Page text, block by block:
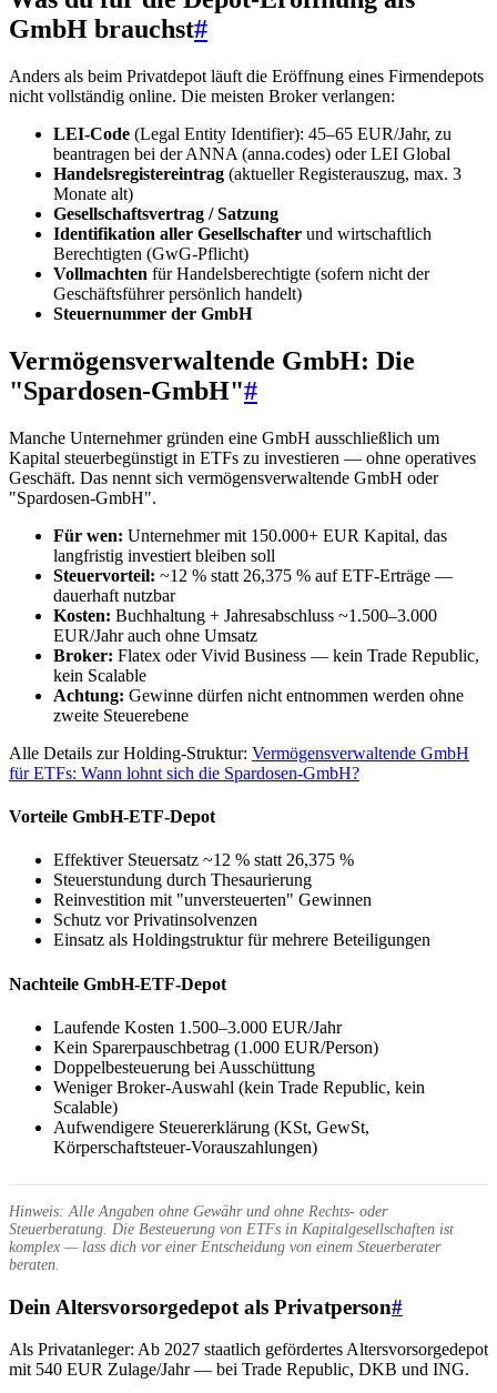
GmbH brauchst#
Anders als beim Privatdepot läuft die Eröffnung eines Firmendepots
nicht vollständig online. Die meisten Broker verlangen:
LEI-Code (Legal Entity Identifier): 45–65 EUR/Jahr, zu
beantragen bei der ANNA (anna.codes) oder LEI Global
Handelsregistereintrag (aktueller Registerauszug, max. 3
Monate alt)
Gesellschaftsvertrag / Satzung
Identifikation aller Gesellschafter und wirtschaftlich
Berechtigten (GwG-Pflicht)
Vollmachten für Handelsberechtigte (sofern nicht der
Geschäftsführer persönlich handelt)
Steuernummer der GmbH
Vermögensverwaltende GmbH: Die
"Spardosen-GmbH"#
Manche Unternehmer gründen eine GmbH ausschließlich um
Kapital steuerbegünstigt in ETFs zu investieren — ohne operatives
Geschäft. Das nennt sich vermögensverwaltende GmbH oder
"Spardosen-GmbH".
Für wen: Unternehmer mit 150.000+ EUR Kapital, das
langfristig investiert bleiben soll
Steuervorteil: ~12 % statt 26,375 % auf ETF-Erträge —
dauerhaft nutzbar
Kosten: Buchhaltung + Jahresabschluss ~1.500–3.000
EUR/Jahr auch ohne Umsatz
Broker: Flatex oder Vivid Business — kein Trade Republic,
kein Scalable
Achtung: Gewinne dürfen nicht entnommen werden ohne
zweite Steuerebene
Alle Details zur Holding-Struktur: Vermögensverwaltende GmbH
für ETFs: Wann lohnt sich die Spardosen-GmbH?
Vorteile GmbH-ETF-Depot
Effektiver Steuersatz ~12 % statt 26,375 %
Steuerstundung durch Thesaurierung
Reinvestition mit "unversteuerten" Gewinnen
Schutz vor Privatinsolvenzen
Einsatz als Holdingstruktur für mehrere Beteiligungen
Nachteile GmbH-ETF-Depot
Laufende Kosten 1.500–3.000 EUR/Jahr
Kein Sparerpauschbetrag (1.000 EUR/Person)
Doppelbesteuerung bei Ausschüttung
Weniger Broker-Auswahl (kein Trade Republic, kein
Scalable)
Aufwendigere Steuererklärung (KSt, GewSt,
Körperschaftsteuer-Vorauszahlungen)
Hinweis: Alle Angaben ohne Gewähr und ohne Rechts- oder
Steuerberatung. Die Besteuerung von ETFs in Kapitalgesellschaften ist
komplex — lass dich vor einer Entscheidung von einem Steuerberater
beraten.
Dein Altersvorsorgedepot als Privatperson#
Als Privatanleger: Ab 2027 staatlich gefördertes Altersvorsorgedepot
mit 540 EUR Zulage/Jahr — bei Trade Republic, DKB und ING.